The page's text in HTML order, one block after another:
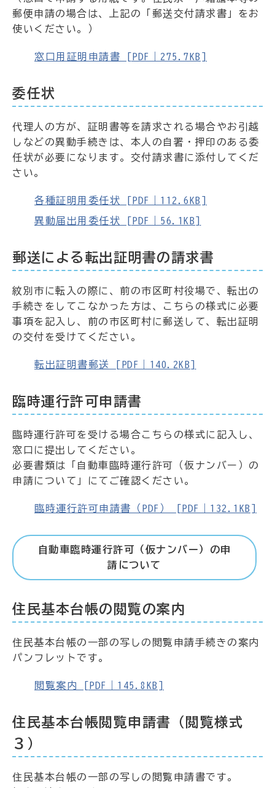
郵便申請の場合は、上記の「郵送交付請求書」をお
使いください。）
窓口用証明申請書 [PDF｜275.7KB]
委任状
代理人の方が、証明書等を請求される場合やお引越
しなどの異動手続きは、本人の自署・押印のある委
任状が必要になります。交付請求書に添付してくだ
さい。
各種証明用委任状 [PDF｜112.6KB]
異動届出用委任状 [PDF｜56.1KB]
郵送による転出証明書の請求書
紋別市に転入の際に、前の市区町村役場で、転出の
手続きをしてこなかった方は、こちらの様式に必要
事項を記入し、前の市区町村に郵送して、転出証明
の交付を受けてください。
転出証明書郵送 [PDF｜140.2KB]
臨時運行許可申請書
臨時運行許可を受ける場合こちらの様式に記入し、
窓口に提出してください。
必要書類は「自動車臨時運行許可（仮ナンバー）の
申請について」にてご確認ください。
臨時運行許可申請書（PDF） [PDF｜132.1KB]
自動車臨時運行許可（仮ナンバー）の申
請について
住民基本台帳の閲覧の案内
住民基本台帳の一部の写しの閲覧申請手続きの案内
パンフレットです。
閲覧案内 [PDF｜145.8KB]
住民基本台帳閲覧申請書（閲覧様式
３）
住民基本台帳の一部の写しの閲覧申請書です。